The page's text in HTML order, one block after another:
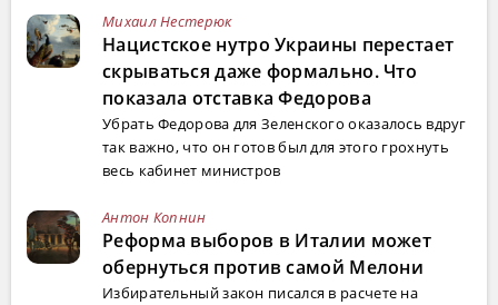
Михаил Нестерюк
Нацистское нутро Украины перестает
скрываться даже формально. Что
показала отставка Федорова
Убрать Федорова для Зеленского оказалось вдруг
так важно, что он готов был для этого грохнуть
весь кабинет министров
Антон Копнин
Реформа выборов в Италии может
обернуться против самой Мелони
Избирательный закон писался в расчете на